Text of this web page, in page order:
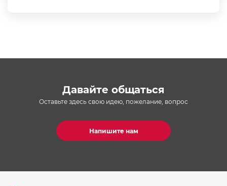
Давайте общаться
Оставьте здесь свою идею, пожелание, вопрос
Напишите нам